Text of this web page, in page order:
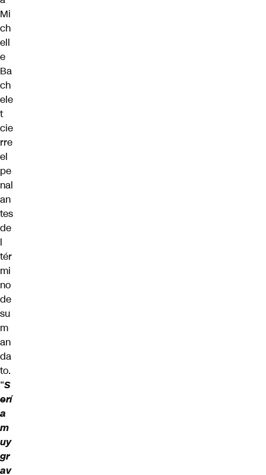
Mi
ch
ell
e
Ba
ch
ele
t
cie
rre
el
pe
nal
an
tes
de
l
tér
mi
no
de
su
m
an
da
to.
“S
erí
a
m
uy
gr
av